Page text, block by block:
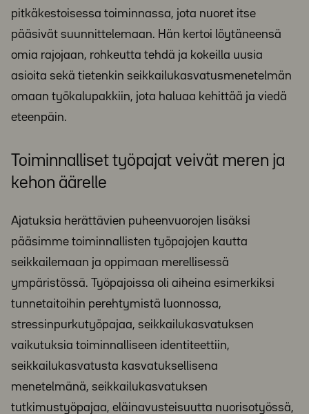
pitkäkestoisessa toiminnassa, jota nuoret itse
pääsivät suunnittelemaan. Hän kertoi löytäneensä
omia rajojaan, rohkeutta tehdä ja kokeilla uusia
asioita sekä tietenkin seikkailukasvatusmenetelmän
omaan työkalupakkiin, jota haluaa kehittää ja viedä
eteenpäin.
Toiminnalliset työpajat veivät meren ja
kehon äärelle
Ajatuksia herättävien puheenvuorojen lisäksi
pääsimme toiminnallisten työpajojen kautta
seikkailemaan ja oppimaan merellisessä
ympäristössä. Työpajoissa oli aiheina esimerkiksi
tunnetaitoihin perehtymistä luonnossa,
stressinpurkutyöpajaa, seikkailukasvatuksen
vaikutuksia toiminnalliseen identiteettiin,
seikkailukasvatusta kasvatuksellisena
menetelmänä, seikkailukasvatuksen
tutkimustyöpajaa, eläinavusteisuutta nuorisotyössä,